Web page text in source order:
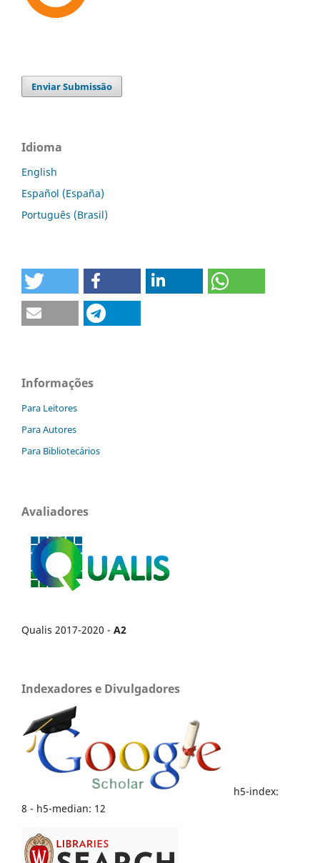
Enviar Submissão
Idioma
English
Español (España)
Português (Brasil)
Informações
Para Leitores
Para Autores
Para Bibliotecários
Avaliadores
Qualis 2017-2020 - A2
Indexadores e Divulgadores
h5-index:
8 - h5-median: 12